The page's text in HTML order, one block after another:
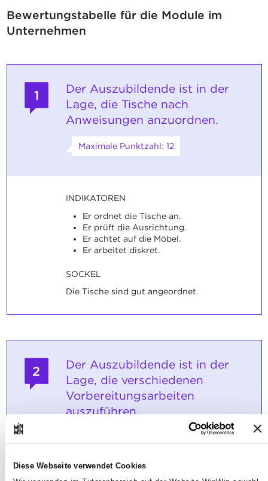
Diese Webseite verwendet Cookies
Bewertungstabelle für die Module im
Unternehmen
1
Der Auszubildende ist in der
Lage, die Tische nach
Anweisungen anzuordnen.
Maximale Punktzahl: 12
INDIKATOREN
Er ordnet die Tische an.
Er prüft die Ausrichtung.
Er achtet auf die Möbel.
Er arbeitet diskret.
SOCKEL
Die Tische sind gut angeordnet.
2
Der Auszubildende ist in der
Lage, die verschiedenen
Vorbereitungsarbeiten
auszuführen.